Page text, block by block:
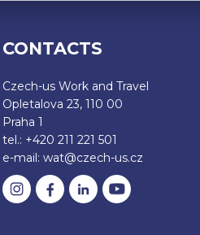
CONTACTS
Czech-us Work and Travel
Opletalova 23, 110 00
Praha 1
tel.: +420 211 221 501
e-mail: wat@czech-us.cz